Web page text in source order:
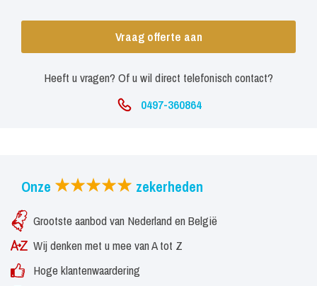
Vraag offerte aan
Heeft u vragen? Of u wil direct telefonisch contact?
0497-360864
Onze zekerheden
Grootste aanbod van Nederland en België
Wij denken met u mee van A tot Z
Hoge klantenwaardering